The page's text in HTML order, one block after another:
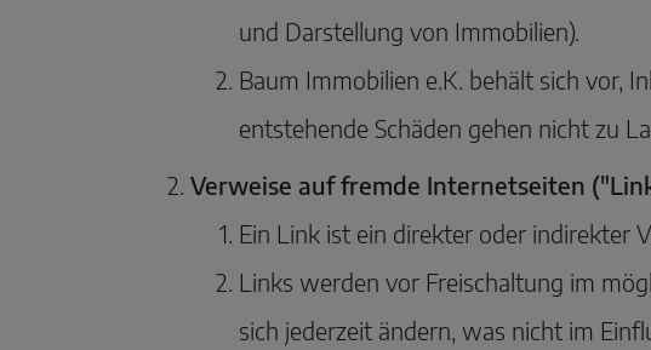
und Darstellung von Immobilien).
Baum Immobilien e.K. behält sich vor,
entstehende Schäden gehen nicht zu
Verweise auf fremde Internetseiten
Ein Link ist ein direkter oder indirekter
Links werden vor Freischaltung im
sich jederzeit ändern, was nicht im